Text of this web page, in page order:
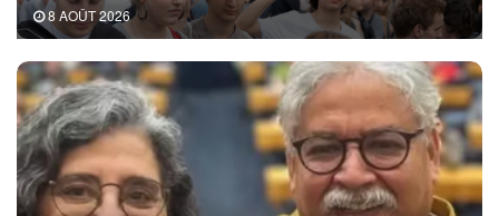
8 AOÛT 2026